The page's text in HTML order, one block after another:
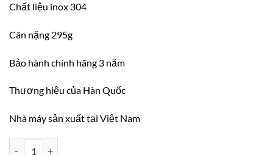
Chất liệu inox 304
Cân nặng 295g
Bảo hành chính hãng 3 năm
Thương hiệu của Hàn Quốc
Nhà máy sản xuất tại Việt Nam